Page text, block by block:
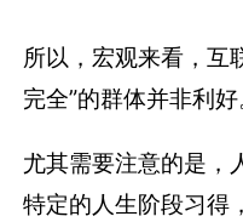
所以，宏观来看，互
完全”的群体并非利好
尤其需要注意的是，
特定的人生阶段习得